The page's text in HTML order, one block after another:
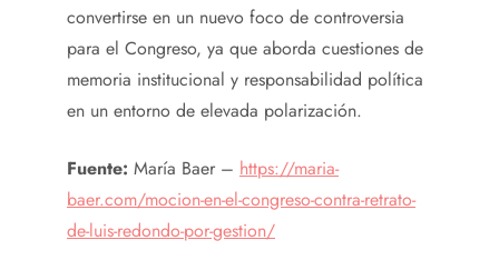
convertirse en un nuevo foco de controversia
para el Congreso, ya que aborda cuestiones de
memoria institucional y responsabilidad política
en un entorno de elevada polarización.
Fuente: María Baer – https://maria-
baer.com/mocion-en-el-congreso-contra-retrato-
de-luis-redondo-por-gestion/